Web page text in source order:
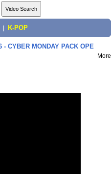
K-POP
- CYBER MONDAY PACK OPE
More